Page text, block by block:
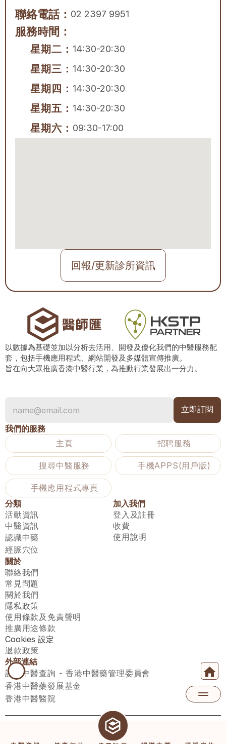
聯絡電話： 02 2397 9951
服務時間：
星期二： 14:30-20:30
星期三： 14:30-20:30
星期四： 14:30-20:30
星期五： 14:30-20:30
星期六： 09:30-17:00
回報/更新診所資訊
以數據為基礎並加以分析去活用、開發及優化我們的中醫服務配
套，包括手機應用程式、網站開發及多媒體宣傳推廣。
旨在向大眾推廣香港中醫行業，為推動行業發展出一分力。
我們的服務
主頁
招聘服務
搜尋中醫服務 手機APPS(用戶版)
手機應用程式專頁
分類
活動資訊
中醫資訊
認識中藥
經脈穴位
加入我們
登入及註冊
收費
使用說明
關於
聯絡我們
常見問題
關於我們
隱私政策
使用條款及免責聲明
推廣用途條款
Cookies 設定
退款政策
外部連結
註冊中醫查詢 - 香港中醫藥管理委員會
香港中醫藥發展基金
香港中醫醫院
醫師匯有限公司 ECWAY LIMITED Copyright 2026© All rights
reserved. 台灣地區：統一編號：00531876 稅籍編號：A100320069